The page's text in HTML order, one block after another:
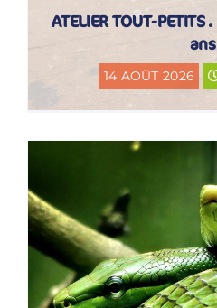
ATELIER TOUT-
ans
14 AOÛT 2026